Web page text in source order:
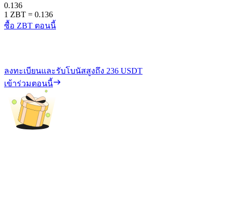
0.136
1 ZBT = 0.136
ซื้อ ZBT ตอนนี้
ลงทะเบียนและรับโบนัสสูงถึง 236 USDT
เข้าร่วมตอนนี้